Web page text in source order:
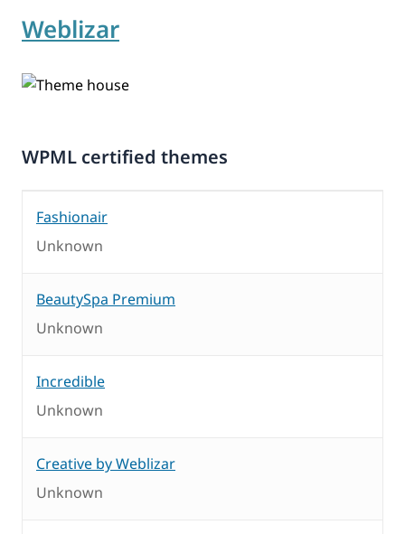
Weblizar
WPML certified themes
Fashionair
Unknown
BeautySpa Premium
Unknown
Incredible
Unknown
Creative by Weblizar
Unknown